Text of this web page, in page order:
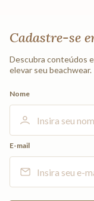
Cadastre-se
Descubra conteúdos
elevar seu beachwear.
Nome
E-mail